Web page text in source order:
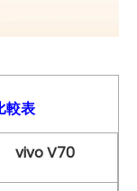
較表
vivo V70